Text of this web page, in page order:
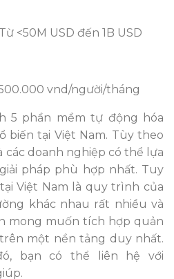
<50M USD đến 1B USD
vnd/người/tháng
5 phần mềm tự động hóa
biến tại Việt Nam. Tùy theo
các doanh nghiệp có thể lựa
pháp phù hợp nhất. Tuy
Việt Nam là quy trình của
khác nhau rất nhiều và
mong muốn tích hợp quản
một nền tảng duy nhất.
bạn có thể liên hệ với